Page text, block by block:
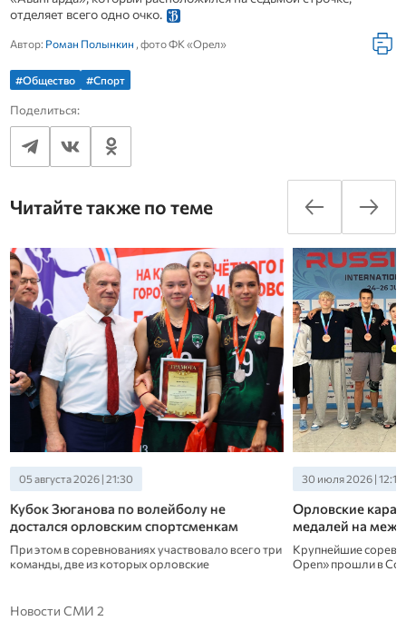
отделяет всего одно очко.
Автор: Роман Полынкин , фото ФК «Орел»
#Общество #Спорт
Поделиться:
Читайте также по теме
05 августа 2026 | 21:30
Кубок Зюганова по волейболу не
достался орловским спортсменкам
При этом в соревнованиях участвовало всего три
команды, две из которых орловские
30 июля 2026 | 12:10
Орловские
медалей на
Крупнейшие
Open» прошли в
Новости СМИ 2